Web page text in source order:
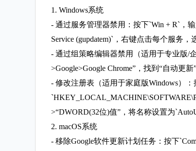
1. Windows系统
- 通过服务管理器禁用：按下`Win + R`，输
Service (gupdatem)`，右键点击每个服务
- 通过组策略编辑器禁用（适用于专业版/
>Google>Google Chrome”，找到“自动更
- 修改注册表（适用于家庭版Windows）
>“DWORD(32位)值”，将名称设置为
2. macOS系统
- 移除Google软件更新计划任务：按下